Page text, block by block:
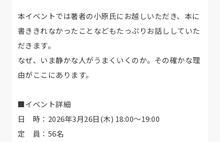
本イベントでは著者の小原氏にお越しいただき、本に
書ききれなかったことなどもたっぷりお話ししていた
だきます。
なぜ、いま静かな人がうまくいくのか。その確かな理
由がここにあります。
■イベント詳細
日 時：2026年3月26日(木) 18:00～19:00
定 員：56名